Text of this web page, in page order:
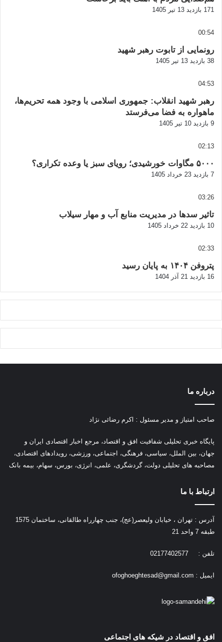
171 بازدید 13 تیر 1405
00:54
رونمایی از تابوت رهبر شهید
38 بازدید 13 تیر 1405
04:53
رهبر شهید انقلاب: جمهوری اسلامی با وجود همه تحریم‌ها،
ماهواره به فضا می‌فرستد
9 بازدید 10 تیر 1405
02:13
۵۰۰۰ مگاوات خورشیدی؛ رویای سبز یا وعده تکراری؟
7 بازدید 23 خرداد 1405
03:26
تاثیر سدها در مدیریت منابع آب و مهار سیلاب
10 بازدید 22 خرداد 1405
02:33
پتروفن ۱۴۰۴ به پایان رسید
16 بازدید 21 آذر 1404
درباره ما
صاحب امتیاز و مدیر مسئول : اکرم رضائی نژاد
پایگاه خبری تحلیلی شفافیت افق و اقتصاد، مرجع اخبار اقتصادی ایران و
جهان، بین الملل، سیاسی، فرهنگی، اجتماعی، ورزشی، رویدادهای اقتصادی،
مصاحبه های تحلیلی دولت، گردشگری، علمی، انرژی، بورس، سهام، بیمه بانک
ارتباط با ما
آدرس : تهران ، خیابان ولیعصر(عج)، جنب چهارراه طالقانی، ساختمان 1575
طبقه 7 واحد 21
تلفن : 02177402577
ایمیل : ofoghoeghtesad@gmail.com
افق و اقتصاد در شیکه های اجتماعی